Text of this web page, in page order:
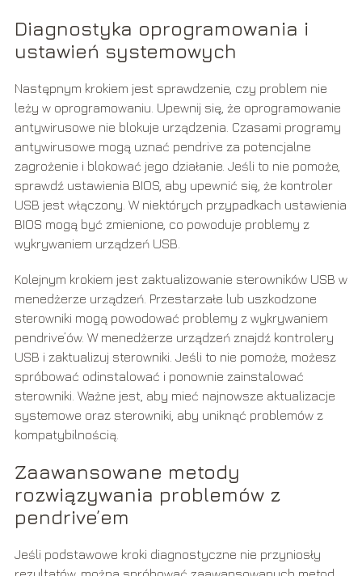
Diagnostyka oprogramowania i
ustawień systemowych
Następnym krokiem jest sprawdzenie, czy problem nie
leży w oprogramowaniu. Upewnij się, że oprogramowanie
antywirusowe nie blokuje urządzenia. Czasami programy
antywirusowe mogą uznać pendrive za potencjalne
zagrożenie i blokować jego działanie. Jeśli to nie pomoże,
sprawdź ustawienia BIOS, aby upewnić się, że kontroler
USB jest włączony. W niektórych przypadkach ustawienia
BIOS mogą być zmienione, co powoduje problemy z
wykrywaniem urządzeń USB.
Kolejnym krokiem jest zaktualizowanie sterowników USB w
menedżerze urządzeń. Przestarzałe lub uszkodzone
sterowniki mogą powodować problemy z wykrywaniem
pendrive’ów. W menedżerze urządzeń znajdź kontrolery
USB i zaktualizuj sterowniki. Jeśli to nie pomoże, możesz
spróbować odinstalować i ponownie zainstalować
sterowniki. Ważne jest, aby mieć najnowsze aktualizacje
systemowe oraz sterowniki, aby uniknąć problemów z
kompatybilnością.
Zaawansowane metody
rozwiązywania problemów z
pendrive’em
Jeśli podstawowe kroki diagnostyczne nie przyniosły